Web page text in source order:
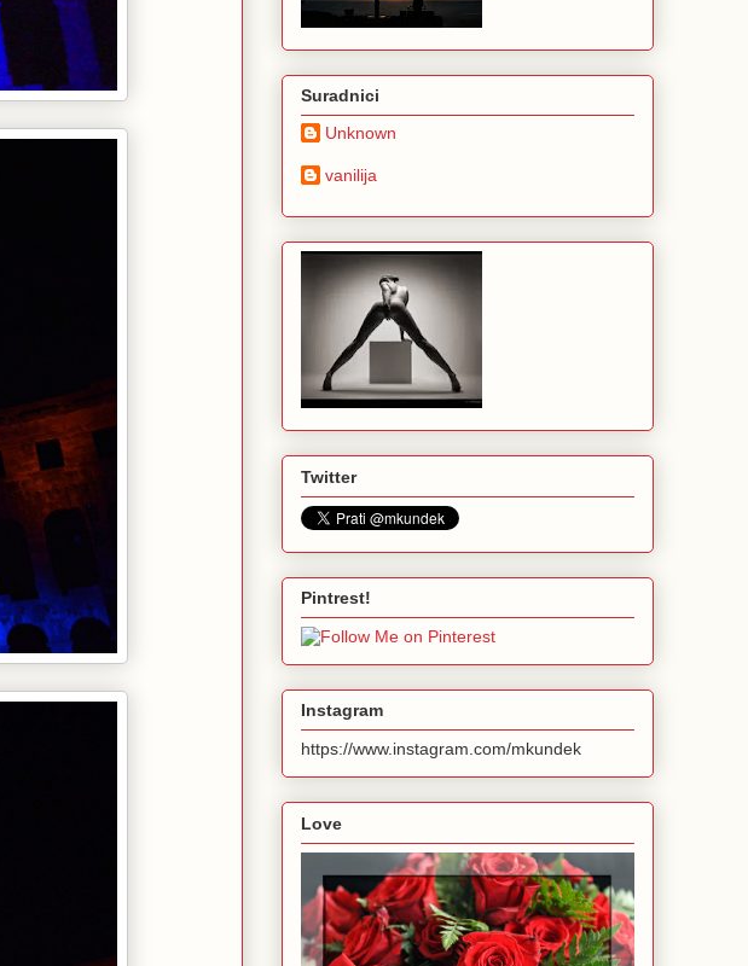
Suradnici
Unknown
vanilija
Twitter
Pintrest!
Instagram
https://www.instagram.com/mkundek
Love